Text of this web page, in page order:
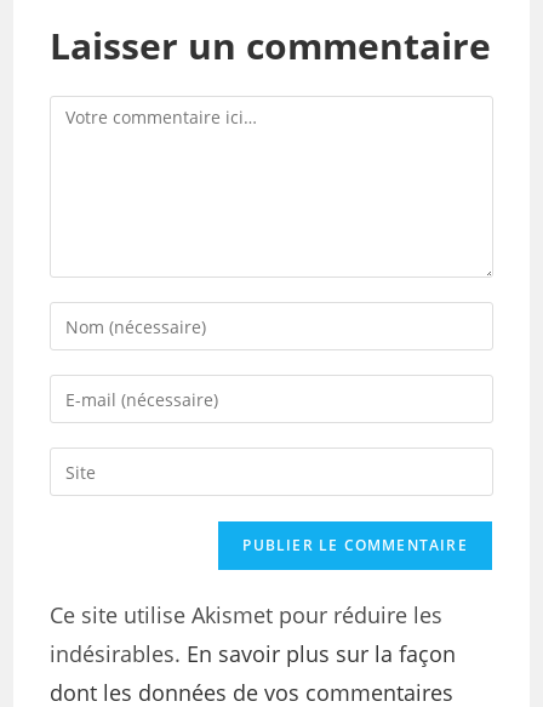
Laisser un commentaire
Ce site utilise Akismet pour réduire les
indésirables. En savoir plus sur la façon
dont les données de vos commentaires